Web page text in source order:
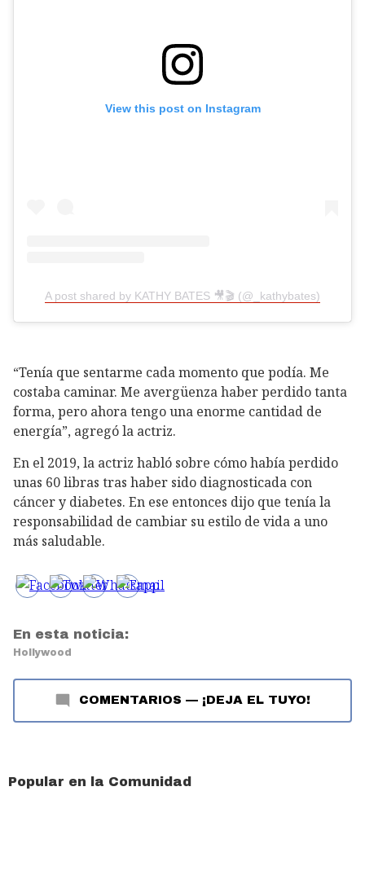
View this post on Instagram
A post shared by KATHY BATES 🎥🎬 (@_kathybates)
“Tenía que sentarme cada momento que podía. Me
costaba caminar. Me avergüenza haber perdido tanta
forma, pero ahora tengo una enorme cantidad de
energía”, agregó la actriz.
En el 2019, la actriz habló sobre cómo había perdido
unas 60 libras tras haber sido diagnosticada con
cáncer y diabetes. En ese entonces dijo que tenía la
responsabilidad de cambiar su estilo de vida a uno
más saludable.
En esta noticia:
Hollywood
COMENTARIOS — ¡DEJA EL TUYO!
Popular en la Comunidad